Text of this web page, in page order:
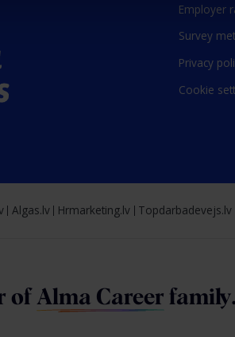
Employer
Survey
Privacy
Cookie
Algas.lv Hrmarketing.lv Topdarbadevejs.lv
of Alma Career family.